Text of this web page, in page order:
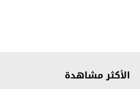
الأكثر مشاهدة